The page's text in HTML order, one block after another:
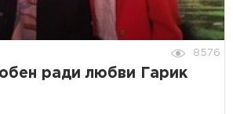
8576
ради любви Гарик